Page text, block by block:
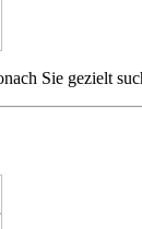
Sie gezielt